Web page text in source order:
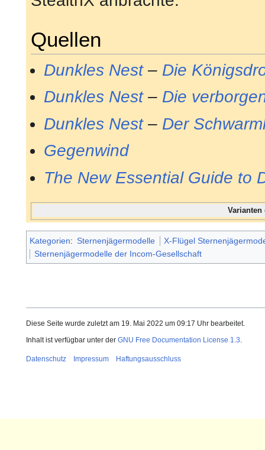
Quellen
Dunkles Nest– Die
Dunkles Nest– Die
Dunkles Nest– Der
Gegenwind
The New Essential Guide to
Kategorien: Sternenjägermodelle
X-Flügel
Sternenjägermodelle der Incom-Gesellschaft
Diese Seite wurde zuletzt am 19. Mai 2022 um 09:17 Uhr bearbeitet.
Inhalt ist verfügbar unter der GNU Free Documentation License 1.3
Datenschutz Impressum Haftungsausschluss